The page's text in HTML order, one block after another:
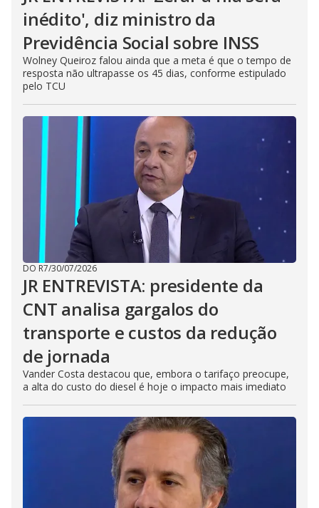
inédito', diz ministro da
Previdência Social sobre INSS
Wolney Queiroz falou ainda que a meta é que o tempo de
resposta não ultrapasse os 45 dias, conforme estipulado
pelo TCU
DO R7/30/07/2026
JR ENTREVISTA: presidente da
CNT analisa gargalos do
transporte e custos da redução
de jornada
Vander Costa destacou que, embora o tarifaço preocupe,
a alta do custo do diesel é hoje o impacto mais imediato